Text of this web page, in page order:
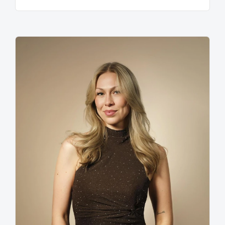
Nederlandstalige medleys en een heuse bingo waarbij
zij zelf voor de prijzen zorgt!